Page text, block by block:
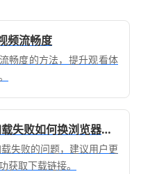
频流畅度
畅度的方法，提升观看体
google浏览器下载页面元素加载失败如何换浏览器尝试
失败的问题，建议用户更
获取下载链接。